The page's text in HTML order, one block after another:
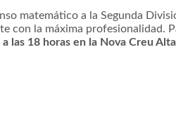
matemático a la Segunda
con la máxima profesionalidad.
las 18 horas en la Nova Creu Alta